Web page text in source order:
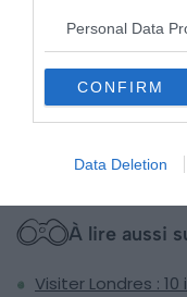
Personal Data
CONFIRM
Data Deletion
Par ailleurs, si vous
pleine nui, il peut
ou un métro. Le taxi
permettant de
À lire aussi
Visiter Londres :